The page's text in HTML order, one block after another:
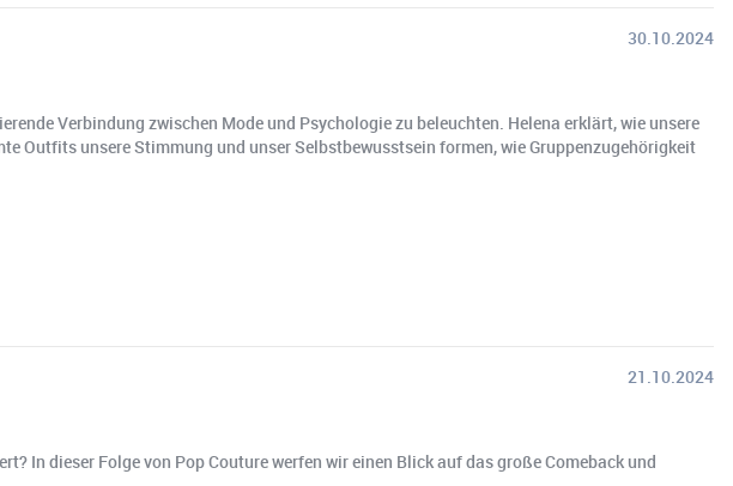
30.10.2024
Verbindung zwischen Mode und Psychologie zu beleuchten. Helena erklärt, wie unsere
Outfits unsere Stimmung und unser Selbstbewusstsein formen, wie Gruppenzugehörigkeit
21.10.2024
In dieser Folge von Pop Couture werfen wir einen Blick auf das große Comeback und